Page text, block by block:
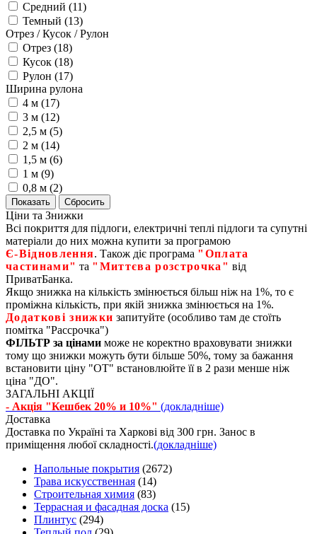
Средний (11)
Темный (13)
Отрез / Кусок / Рулон
Отрез (18)
Кусок (18)
Рулон (17)
Ширина рулона
4 м (17)
3 м (12)
2,5 м (5)
2 м (14)
1,5 м (6)
1 м (9)
0,8 м (2)
Ціни та Знижки
Всі покриття для підлоги, електричні теплі підлоги та супутні
матеріали до них можна купити за програмою
Є‑Відновлення. Також діє програма "Оплата
частинами" та "Миттєва розстрочка" від
ПриватБанка.
Якщо знижка на кількість змінюється більш ніж на 1%, то є
проміжна кількість, при якій знижка змінюється на 1%.
Додаткові знижки запитуйте (особливо там де стоїть
помітка "Рассрочка")
ФІЛЬТР за цінами може не коректно враховувати знижки
тому що знижки можуть бути більше 50%, тому за бажання
встановити ціну "ОТ" встановлюйте її в 2 рази менше ніж
ціна "ДО".
ЗАГАЛЬНІ АКЦІЇ
- Акція "Кешбек 20% и 10%" (докладніше)
Доставка
Доставка по Україні та Харкові від 300 грн. Занос в
приміщення любої складності.(докладніше)
Напольные покрытия (2672)
Трава искусственная (14)
Строительная химия (83)
Террасная и фасадная доска (15)
Плинтус (294)